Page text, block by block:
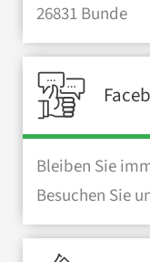
26831 Bunde
Bleiben Sie
Besuchen Sie